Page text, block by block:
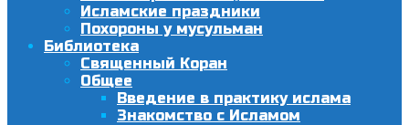
Исламские праздники
Похороны у мусульман
Библиотека
Священный Коран
Общее
Введение в практику ислама
Знакомство с Исламом